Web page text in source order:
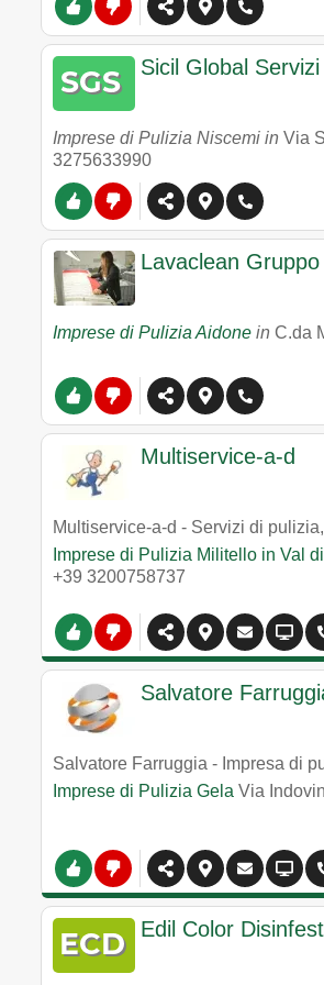
Sicil Global
Imprese di Pulizia Niscemi in Via
3275633990
Lavaclean Gruppo
Imprese di Pulizia Aidone in C.da
Multiservice-a-d
Multiservice-a-d - Servizi di
Imprese di Pulizia Militello in Val
+39 3200758737
Salvatore
Salvatore Farruggia - Impresa di
Imprese di Pulizia Gela Via
Edil Color